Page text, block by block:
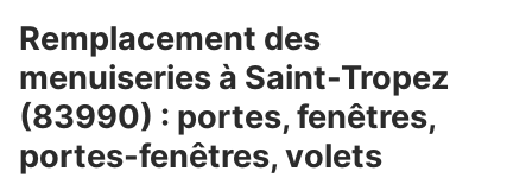
Remplacement des
menuiseries à Saint-Tropez
(83990) : portes, fenêtres,
portes-fenêtres, volets